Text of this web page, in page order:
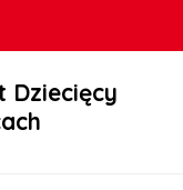
Dziecięcy